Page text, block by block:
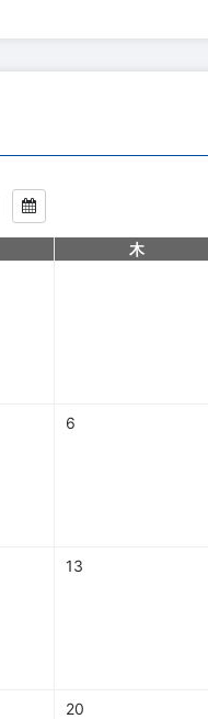
木
6
13
20